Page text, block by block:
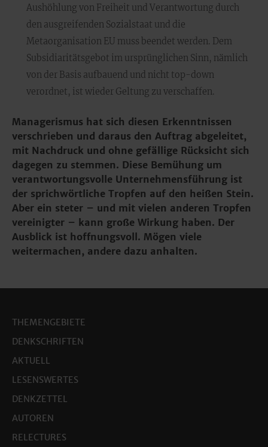
Aushöhlung von Freiheit und Verantwortung durch
den ausgreifenden Sozialstaat und die
Metaorganisation EU muss beendet werden. Dem
Subsidiaritätsgebot im ursprünglichen Sinn, nämlich
von der Basis aufbauend und nicht top-down
verordnet, ist wieder Geltung zu verschaffen.
Managerismus hat sich diesen Erkenntnissen
verschrieben und daraus den Auftrag abgeleitet,
mit Nachdruck und ohne gefällige Rücksicht sich
dagegen zu stemmen. Diese Bemühung um
verantwortungsvolle Unternehmensführung ist
der sprichwörtliche Tropfen auf den heißen Stein.
Aber ein steter – und mit vielen anderen Tropfen
vereinigter – kann große Wirkung haben. Der
Ausblick ist hoffnungsvoll. Mögen viele
weitermachen, andere dazu anhalten.
THEMENGEBIETE
DENKSCHRIFTEN
AKTUELL
LESENSWERTES
DENKZETTEL
AUTOREN
RELECTURES